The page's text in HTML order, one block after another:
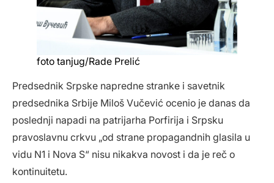
foto tanjug/Rade Prelić
Predsednik Srpske napredne stranke i savetnik
predsednika Srbije Miloš Vučević ocenio je danas da
poslednji napadi na patrijarha Porfirija i Srpsku
pravoslavnu crkvu „od strane propagandnih glasila u
vidu N1 i Nova S“ nisu nikakva novost i da je reč o
kontinuitetu.